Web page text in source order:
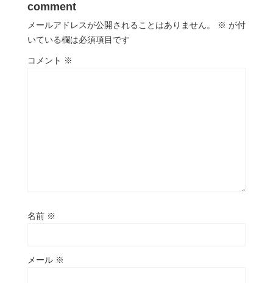
comment
メールアドレスが公開されることはありません。 ※ が付
いている欄は必須項目です
コメント ※
名前 ※
メール ※